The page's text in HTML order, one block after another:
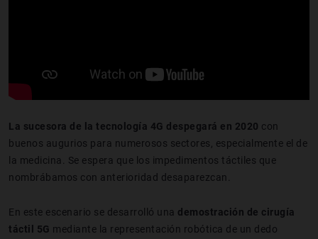
La sucesora de la tecnología 4G despegará en 2020 con
buenos augurios para numerosos sectores, especialmente el de
la medicina. Se espera que los impedimentos táctiles que
nombrábamos con anterioridad desaparezcan.
En este escenario se desarrolló una demostración de cirugía
táctil 5G mediante la representación robótica de un dedo